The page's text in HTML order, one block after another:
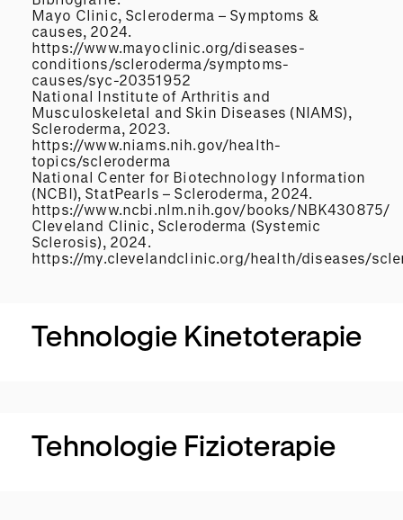
Mayo Clinic, Scleroderma – Symptoms &
causes, 2024.
https://www.mayoclinic.org/diseases-
conditions/scleroderma/symptoms-
causes/syc-20351952
National Institute of Arthritis and
Musculoskeletal and Skin Diseases (NIAMS),
Scleroderma, 2023.
https://www.niams.nih.gov/health-
topics/scleroderma
National Center for Biotechnology Information
(NCBI), StatPearls – Scleroderma, 2024.
https://www.ncbi.nlm.nih.gov/books/NBK430875/
Cleveland Clinic, Scleroderma (Systemic
Sclerosis), 2024.
https://my.clevelandclinic.org/health/diseases/
Tehnologie Kinetoterapie
Tehnologie Fizioterapie